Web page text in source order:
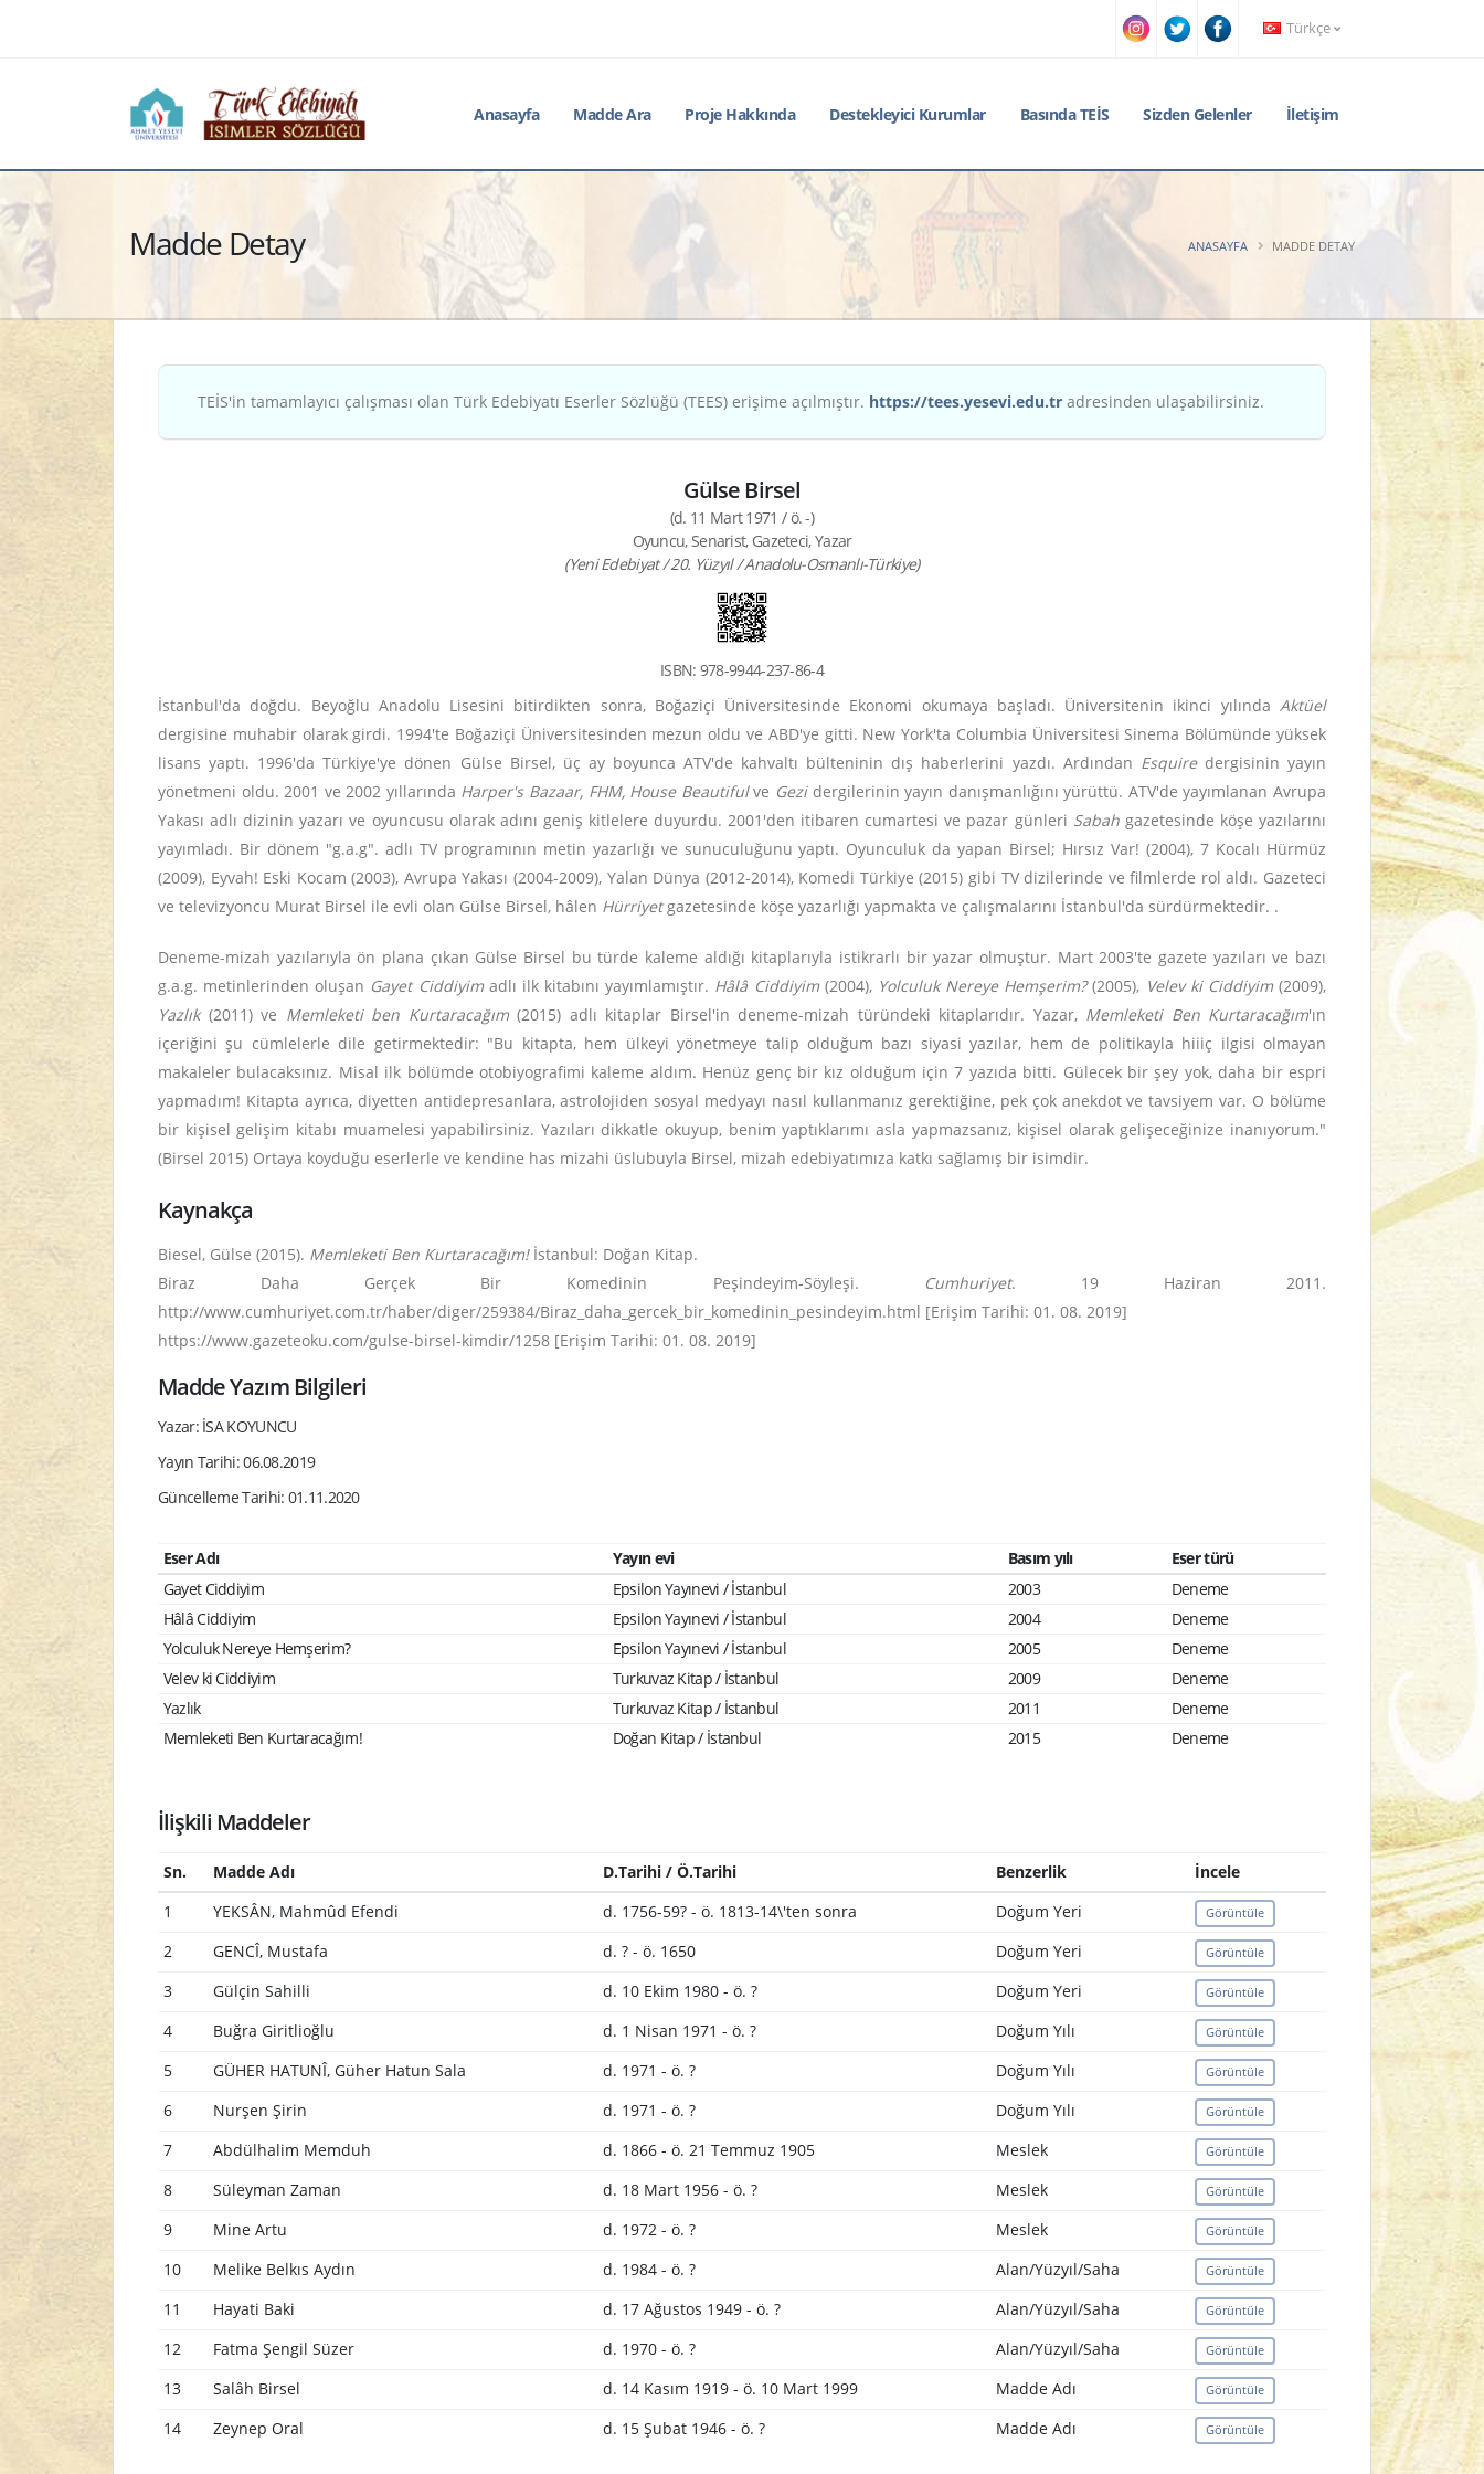
Türkçe
Anasayfa Madde Ara Proje Hakkında Destekleyici Kurumlar Basında TEİS Sizden Gelenler İletişim
Madde Detay ANASAYFA MADDE DETAY
TEİS'in tamamlayıcı çalışması olan Türk Edebiyatı Eserler Sözlüğü (TEES) erişime açılmıştır. https://tees.yesevi.edu.tr adresinden ulaşabilirsiniz.
Gülse Birsel
(d. 11 Mart 1971 / ö. -)
Oyuncu, Senarist, Gazeteci, Yazar
(Yeni Edebiyat / 20. Yüzyıl / Anadolu-Osmanlı-Türkiye)
ISBN: 978-9944-237-86-4
İstanbul'da doğdu. Beyoğlu Anadolu Lisesini bitirdikten sonra, Boğaziçi Üniversitesinde Ekonomi okumaya başladı. Üniversitenin ikinci yılında Aktüel
dergisine muhabir olarak girdi. 1994'te Boğaziçi Üniversitesinden mezun oldu ve ABD'ye gitti. New York'ta Columbia Üniversitesi Sinema Bölümünde yüksek
lisans yaptı. 1996'da Türkiye'ye dönen Gülse Birsel, üç ay boyunca ATV'de kahvaltı bülteninin dış haberlerini yazdı. Ardından Esquiredergisinin yayın
yönetmeni oldu. 2001 ve 2002 yıllarında Harper's Bazaar, FHM, House Beautifulve Gezi dergilerinin yayın danışmanlığını yürüttü. ATV'de yayımlanan Avrupa
Yakası adlı dizinin yazarı ve oyuncusu olarak adını geniş kitlelere duyurdu. 2001'den itibaren cumartesi ve pazar günleri Sabahgazetesinde köşe yazılarını
yayımladı. Bir dönem "g.a.g". adlı TV programının metin yazarlığı ve sunuculuğunu yaptı. Oyunculuk da yapan Birsel; Hırsız Var! (2004), 7 Kocalı Hürmüz
(2009), Eyvah! Eski Kocam (2003), Avrupa Yakası (2004-2009), Yalan Dünya (2012-2014), Komedi Türkiye (2015) gibi TV dizilerinde ve filmlerde rol aldı. Gazeteci
ve televizyoncu Murat Birsel ile evli olan Gülse Birsel, hâlen Hürriyetgazetesinde köşe yazarlığı yapmakta ve çalışmalarını İstanbul'da sürdürmektedir. .
Deneme-mizah yazılarıyla ön plana çıkan Gülse Birsel bu türde kaleme aldığı kitaplarıyla istikrarlı bir yazar olmuştur. Mart 2003'te gazete yazıları ve bazı
g.a.g. metinlerinden oluşan Gayet Ciddiyimadlı ilk kitabını yayımlamıştır. Hâlâ Ciddiyim (2004), Yolculuk Nereye Hemşerim?(2005), Velev ki Ciddiyim(2009),
Yazlık (2011) ve Memleketi ben Kurtaracağım(2015) adlı kitaplar Birsel'in deneme-mizah türündeki kitaplarıdır. Yazar, Memleketi Ben Kurtaracağım'ın
içeriğini şu cümlelerle dile getirmektedir: "Bu kitapta, hem ülkeyi yönetmeye talip olduğum bazı siyasi yazılar, hem de politikayla hiiiç ilgisi olmayan
makaleler bulacaksınız. Misal ilk bölümde otobiyografimi kaleme aldım. Henüz genç bir kız olduğum için 7 yazıda bitti. Gülecek bir şey yok, daha bir espri
yapmadım! Kitapta ayrıca, diyetten antidepresanlara, astrolojiden sosyal medyayı nasıl kullanmanız gerektiğine, pek çok anekdot ve tavsiyem var. O bölüme
bir kişisel gelişim kitabı muamelesi yapabilirsiniz. Yazıları dikkatle okuyup, benim yaptıklarımı asla yapmazsanız, kişisel olarak gelişeceğinize inanıyorum."
(Birsel 2015) Ortaya koyduğu eserlerle ve kendine has mizahi üslubuyla Birsel, mizah edebiyatımıza katkı sağlamış bir isimdir.
Kaynakça
Biesel, Gülse (2015). Memleketi Ben Kurtaracağım!İstanbul: Doğan Kitap.
Biraz Daha Gerçek Bir Komedinin Peşindeyim-Söyleşi.
Cumhuriyet. 19 Haziran 2011.
http://www.cumhuriyet.com.tr/haber/diger/259384/Biraz_daha_gercek_bir_komedinin_pesindeyim.html [Erişim Tarihi: 01. 08. 2019]
https://www.gazeteoku.com/gulse-birsel-kimdir/1258 [Erişim Tarihi: 01. 08. 2019]
Madde Yazım Bilgileri
Yazar: İSA KOYUNCU
Yayın Tarihi: 06.08.2019
Güncelleme Tarihi: 01.11.2020
Eser Adı Yayın evi Basım yılı
Eser türü
Gayet Ciddiyim
Epsilon Yayınevi / İstanbul 2003
Deneme
Hâlâ Ciddiyim
Epsilon Yayınevi / İstanbul 2004
Deneme
Yolculuk Nereye Hemşerim?
Epsilon Yayınevi / İstanbul 2005
Deneme
Velev ki Ciddiyim
Turkuvaz Kitap / İstanbul 2009
Deneme
Yazlık
Turkuvaz Kitap / İstanbul 2011
Deneme
Memleketi Ben Kurtaracağım!
Doğan Kitap / İstanbul 2015 Deneme
İlişkili Maddeler
Sn. Madde Adı D.Tarihi / Ö.Tarihi Benzerlik
İncele
1
YEKSÂN, Mahmûd Efendi d. 1756-59? - ö. 1813-14\'ten sonra Doğum Yeri Görüntüle
2 GENCÎ, Mustafa d. ? - ö. 1650 Doğum Yeri Görüntüle
3 Gülçin Sahilli d. 10 Ekim 1980 - ö. ? Doğum Yeri Görüntüle
4 Buğra Giritlioğlu d. 1 Nisan 1971 - ö. ? Doğum Yılı Görüntüle
5 GÜHER HATUNÎ, Güher Hatun Sala d. 1971 - ö. ? Doğum Yılı Görüntüle
6 Nurşen Şirin d. 1971 - ö. ? Doğum Yılı Görüntüle
7 Abdülhalim Memduh d. 1866 - ö. 21 Temmuz 1905 Meslek Görüntüle
8 Süleyman Zaman d. 18 Mart 1956 - ö. ? Meslek Görüntüle
9 Mine Artu d. 1972 - ö. ? Meslek Görüntüle
10 Melike Belkıs Aydın d. 1984 - ö. ? Alan/Yüzyıl/Saha Görüntüle
11 Hayati Baki d. 17 Ağustos 1949 - ö. ? Alan/Yüzyıl/Saha Görüntüle
12 Fatma Şengil Süzer d. 1970 - ö. ? Alan/Yüzyıl/Saha Görüntüle
13 Salâh Birsel d. 14 Kasım 1919 - ö. 10 Mart 1999 Madde Adı Görüntüle
14 Zeynep Oral d. 15 Şubat 1946 - ö. ? Madde Adı Görüntüle